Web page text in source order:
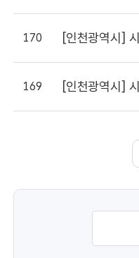
170 [인천광역시]
169 [인천광역시]